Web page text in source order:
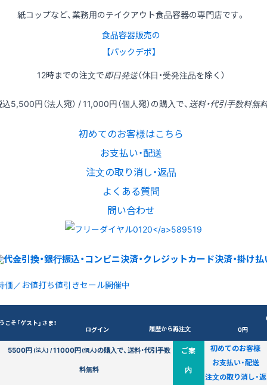
紙コップなど、業務用のテイクアウト食品容器の専門店です。
食品容器販売の
【パックデポ】
12時までの注文で即日発送（休日・受発注品を除く）
込5,500円（法人宛） / 11,000円（個人宛）の購入で、 送料・代引手数料無
初めてのお客様はこちら
お支払い・配送
注文の取り消し・返品
よくある質問
問い合わせ
価／お値打ち値引きセール開催中
こそ「ゲスト」さま！
ログイン 履歴から再注文
0円
5500円(法人) /11000円(個人)の購入で、送料・代引手数
料無料
ご案
内
初めてのお客様
お支払い・配送
注文の取り消し・返